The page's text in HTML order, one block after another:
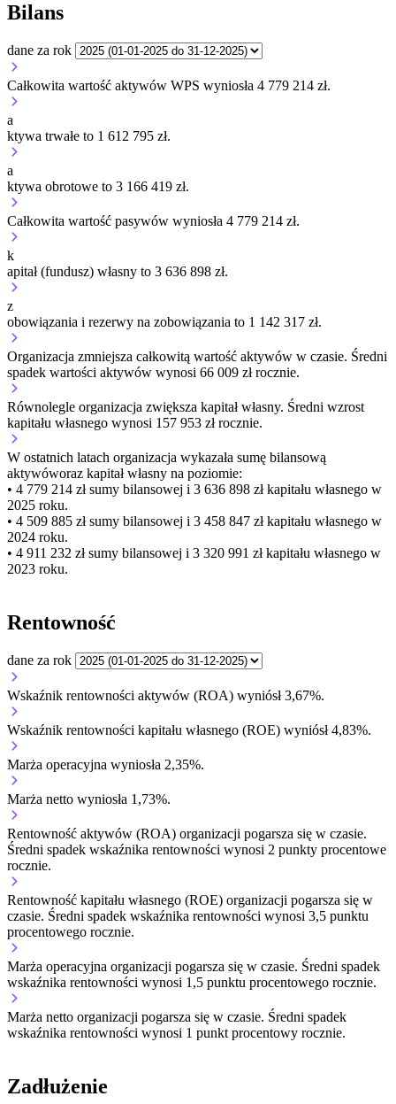
Bilans
dane za rok
Całkowita wartość aktywów WPS wyniosła 4 779 214 zł.
a
ktywa trwałe to 1 612 795 zł.
a
ktywa obrotowe to 3 166 419 zł.
Całkowita wartość pasywów wyniosła 4 779 214 zł.
k
apitał (fundusz) własny to 3 636 898 zł.
z
obowiązania i rezerwy na zobowiązania to 1 142 317 zł.
Organizacja zmniejsza całkowitą wartość aktywów w czasie. Średni
spadek wartości aktywów wynosi 66 009 zł rocznie.
Równolegle organizacja zwiększa kapitał własny. Średni wzrost
kapitału własnego wynosi 157 953 zł rocznie.
W ostatnich latach organizacja wykazała sumę bilansową
aktywóworaz kapitał własny na poziomie:
• 4 779 214 złsumy bilansowej i 3 636 898 zł kapitału własnego w
2025 roku.
• 4 509 885 złsumy bilansowej i 3 458 847 zł kapitału własnego w
2024 roku.
• 4 911 232 złsumy bilansowej i 3 320 991 zł kapitału własnego w
2023 roku.
Rentowność
dane za rok
Wskaźnik rentowności aktywów (ROA) wyniósł 3,67%.
Wskaźnik rentowności kapitału własnego (ROE) wyniósł 4,83%.
Marża operacyjna wyniosła 2,35%.
Marża netto wyniosła 1,73%.
Rentowność aktywów (ROA) organizacji pogarsza się w czasie.
Średni spadek wskaźnika rentowności wynosi 2 punkty procentowe
rocznie.
Rentowność kapitału własnego (ROE) organizacji pogarsza się w
czasie. Średni spadek wskaźnika rentowności wynosi 3,5 punktu
procentowego rocznie.
Marża operacyjna organizacji pogarsza się w czasie. Średni spadek
wskaźnika rentowności wynosi 1,5 punktu procentowego rocznie.
Marża netto organizacji pogarsza się w czasie. Średni spadek
wskaźnika rentowności wynosi 1 punkt procentowy rocznie.
Zadłużenie